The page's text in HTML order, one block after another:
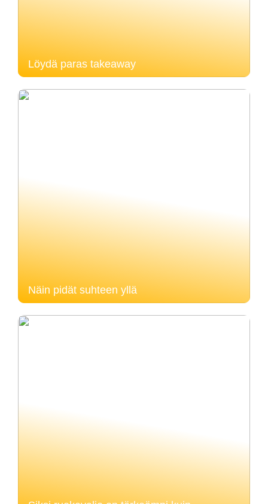
Löydä paras takeaway
Näin pidät suhteen yllä